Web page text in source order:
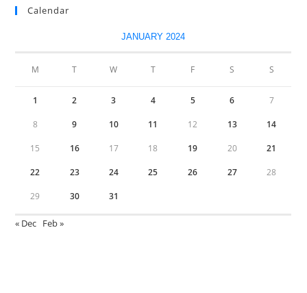
Calendar
JANUARY 2024
M T W T F S S
1 2 3 4 5 6 7
8 9 10 11 12 13 14
15 16 17 18 19 20 21
22 23 24 25 26 27 28
29 30 31
« Dec Feb »